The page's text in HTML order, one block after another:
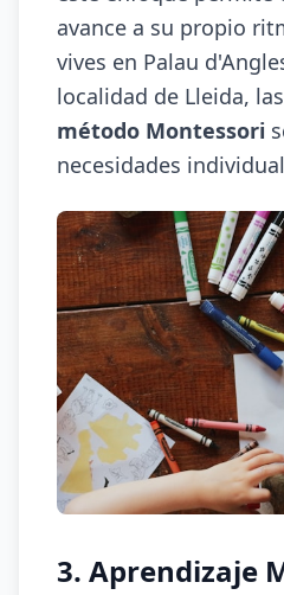
avance a su propio
vives en Palau
localidad de Lleida, las
método Montessori
necesidades
3. Aprendizaje